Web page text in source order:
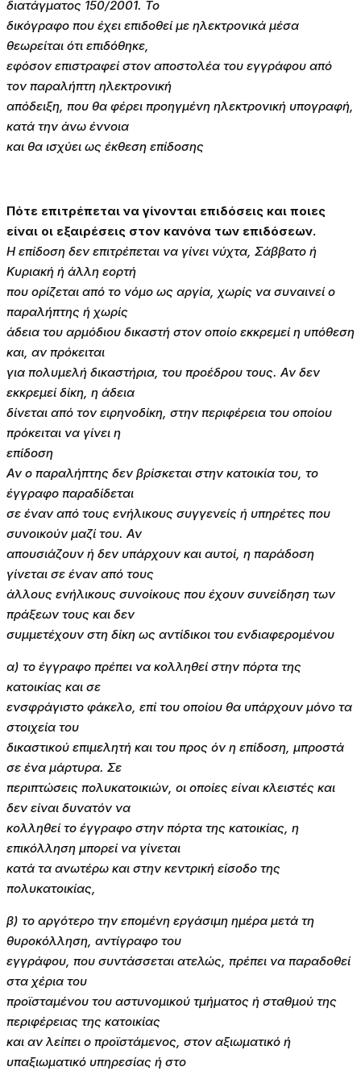
διατάγματος 150/2001. Το
δικόγραφο που έχει επιδοθεί με ηλεκτρονικά μέσα
θεωρείται ότι επιδόθηκε,
εφόσον επιστραφεί στον αποστολέα του εγγράφου από
τον παραλήπτη ηλεκτρονική
απόδειξη, που θα φέρει προηγμένη ηλεκτρονική υπογραφή,
κατά την άνω έννοια
και θα ισχύει ως έκθεση επίδοσης
Πότε επιτρέπεται να γίνονται επιδόσεις και ποιες
είναι οι εξαιρέσεις στον κανόνα των επιδόσεων.
Η επίδοση δεν επιτρέπεται να γίνει νύχτα, Σάββατο ή
Κυριακή ή άλλη εορτή
που ορίζεται από το νόμο ως αργία, χωρίς να συναινεί ο
παραλήπτης ή χωρίς
άδεια του αρμόδιου δικαστή στον οποίο εκκρεμεί η υπόθεση
και, αν πρόκειται
για πολυμελή δικαστήρια, του προέδρου τους. Αν δεν
εκκρεμεί δίκη, η άδεια
δίνεται από τον ειρηνοδίκη, στην περιφέρεια του οποίου
πρόκειται να γίνει η
επίδοση
Αν ο παραλήπτης δεν βρίσκεται στην κατοικία του, το
έγγραφο παραδίδεται
σε έναν από τους ενήλικους συγγενείς ή υπηρέτες που
συνοικούν μαζί του. Αν
απουσιάζουν ή δεν υπάρχουν και αυτοί, η παράδοση
γίνεται σε έναν από τους
άλλους ενήλικους συνοίκους που έχουν συνείδηση των
πράξεων τους και δεν
συμμετέχουν στη δίκη ως αντίδικοι του ενδιαφερομένου
α) το έγγραφο πρέπει να κολληθεί στην πόρτα της
κατοικίας και σε
ενσφράγιστο φάκελο, επί του οποίου θα υπάρχουν μόνο τα
στοιχεία του
δικαστικού επιμελητή και του προς όν η επίδοση, μπροστά
σε ένα μάρτυρα. Σε
περιπτώσεις πολυκατοικιών, οι οποίες είναι κλειστές και
δεν είναι δυνατόν να
κολληθεί το έγγραφο στην πόρτα της κατοικίας, η
επικόλληση μπορεί να γίνεται
κατά τα ανωτέρω και στην κεντρική είσοδο της
πολυκατοικίας,
β) το αργότερο την επομένη εργάσιμη ημέρα μετά τη
θυροκόλληση, αντίγραφο του
εγγράφου, που συντάσσεται ατελώς, πρέπει να παραδοθεί
στα χέρια του
προϊσταμένου του αστυνομικού τμήματος ή σταθμού της
περιφέρειας της κατοικίας
και αν λείπει ο προϊστάμενος, στον αξιωματικό ή
υπαξιωματικό υπηρεσίας ή στο